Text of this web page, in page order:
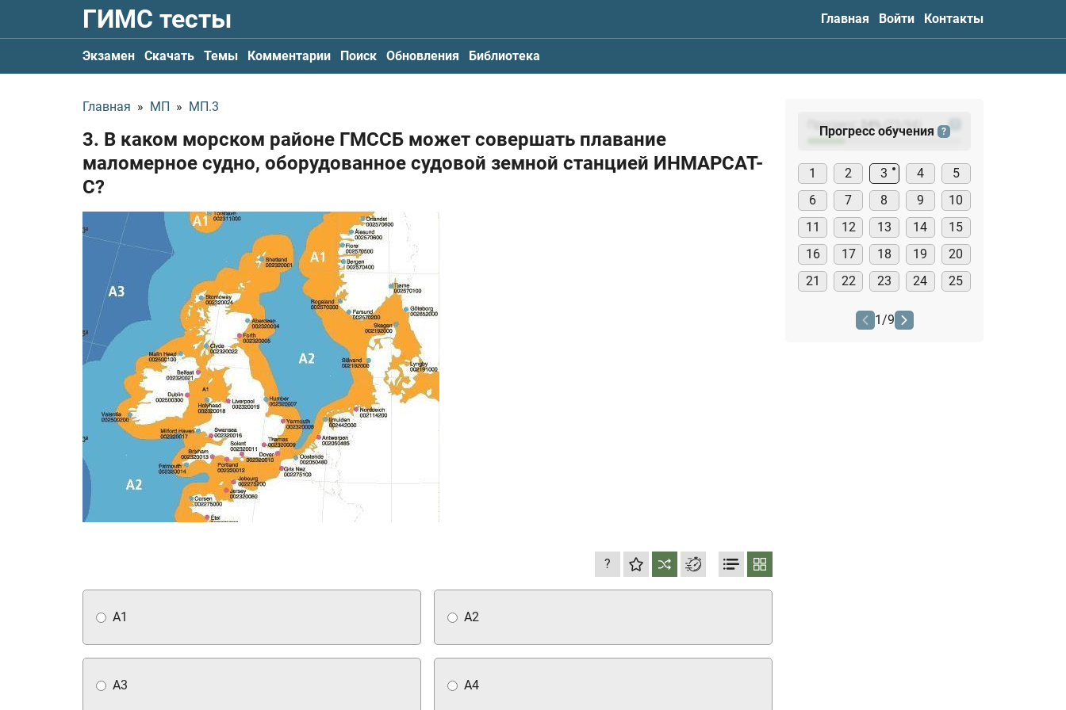
ГИМС тесты Главная Войти Контакты
Экзамен Скачать Темы Комментарии Поиск Обновления Библиотека
Главная » МП » МП.3
3. В каком морском районе ГМССБ может совершать плавание
маломерное судно, оборудованное судовой земной станцией ИНМАРСАТ-
С?
?
А3
А1 А2
А4
Прогресс: (23
Прогресс обучения ?
1 2 3 4
5
6
7 8 9
10
11
12 13 14
15
16
17 18 19
20
21
22 23 24 25
1/9